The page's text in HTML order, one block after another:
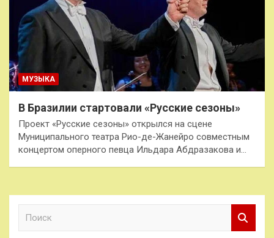
МУЗЫКА
В Бразилии стартовали «Русские сезоны»
Проект «Русские сезоны» открылся на сцене
Муниципального театра Рио-де-Жанейро совместным
концертом оперного певца Ильдара Абдразакова и…